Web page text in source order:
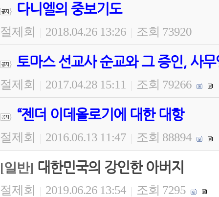
다니엘의 중보기도
절제회 2018.04.26 13:26 조회 73920
토마스 선교사 순교와 그 증인, 사
절제회 2017.04.28 15:11 조회 79266
“젠더 이데올로기에 대한 대항
절제회 2016.06.13 11:47 조회 88894
[일반] 대한민국의 강인한 아버지
절제회 | 2019.06.26 13:54 | 조회 7295